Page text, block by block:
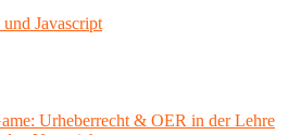
Javascript
Urheberrecht & OER in der Lehre